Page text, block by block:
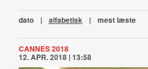
dato | alfabetisk | mest læste
CANNES 2018
12. APR. 2018 | 13:58